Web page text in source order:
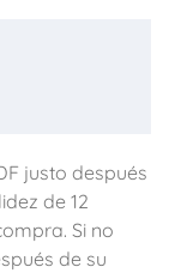
justo después
de 12
Si no
de su